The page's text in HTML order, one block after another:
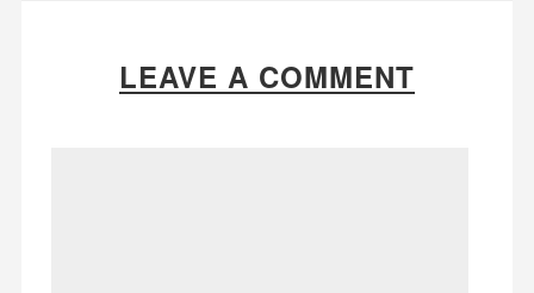
LEAVE A COMMENT